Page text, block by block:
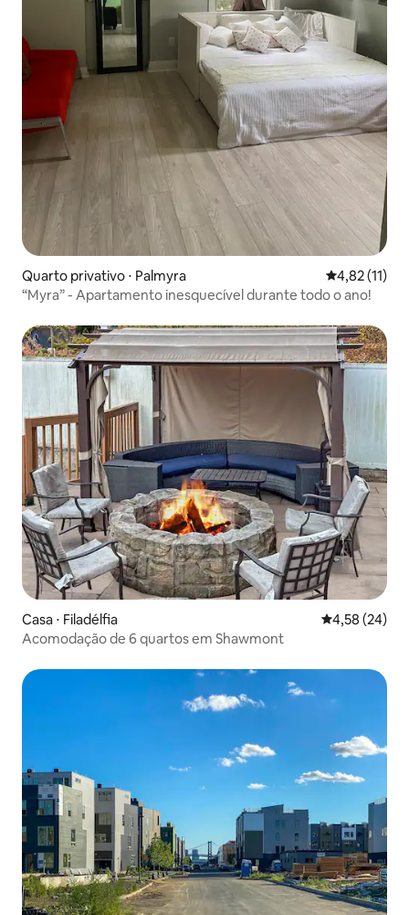
Quarto privativo ⋅ Palmyra 4,82 de uma
4,82 (11)
“Myra” - Apartamento inesquecível durante todo o ano!
Casa ⋅ Filadélfia 4,58 de uma
4,58 (24)
Acomodação de 6 quartos em Shawmont